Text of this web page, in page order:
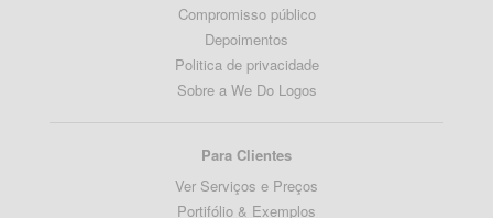
Compromisso público
Depoimentos
Politica de privacidade
Sobre a We Do Logos
Para Clientes
Ver Serviços e Preços
Portifólio & Exemplos